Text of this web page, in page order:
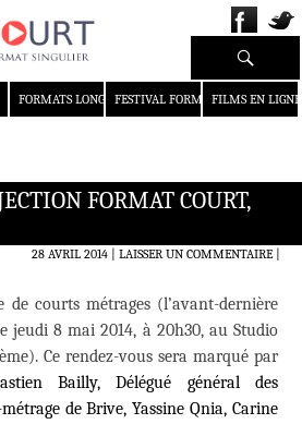
FORMATS LONGS FESTIVAL FORMAT COURT
FILMS EN LIGNE
Recherche
FORMAT COURT,
28 AVRIL 2014 LAISSER UN COMMENTAIRE|
de courts métrages (l’avant-dernière
jeudi 8 mai 2014, à 20h30, au Studio
Ce rendez-vous sera marqué par
Bailly, Délégué général des
de Brive, Yassine Qnia, Carine